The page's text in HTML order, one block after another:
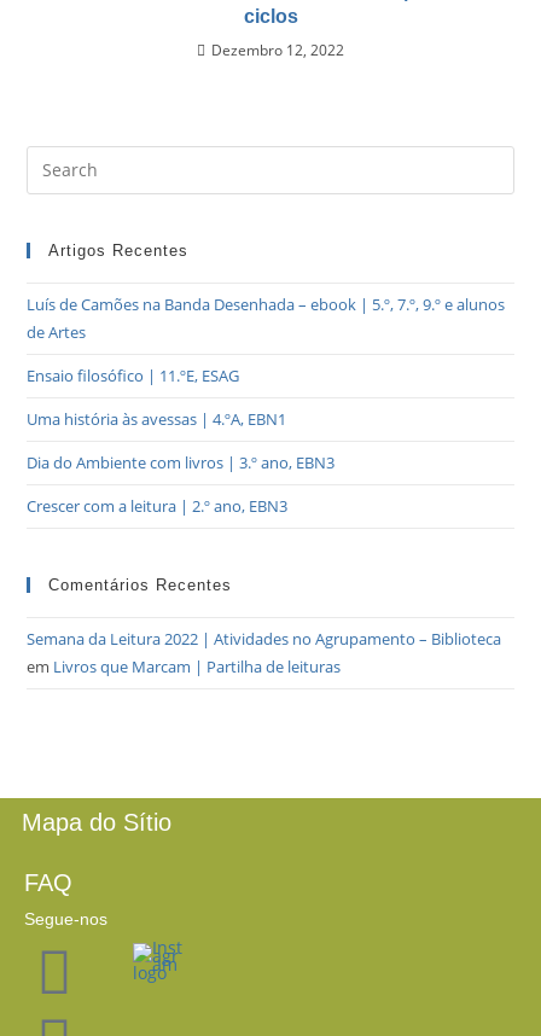
ciclos
Dezembro 12, 2022
Artigos Recentes
Luís de Camões na Banda Desenhada – ebook | 5.º, 7.º, 9.º e alunos
de Artes
Ensaio filosófico | 11.ºE, ESAG
Uma história às avessas | 4.ºA, EBN1
Dia do Ambiente com livros | 3.º ano, EBN3
Crescer com a leitura | 2.º ano, EBN3
Comentários Recentes
Semana da Leitura 2022 | Atividades no Agrupamento – Biblioteca
em Livros que Marcam | Partilha de leituras
Mapa do Sítio
FAQ
Segue-nos